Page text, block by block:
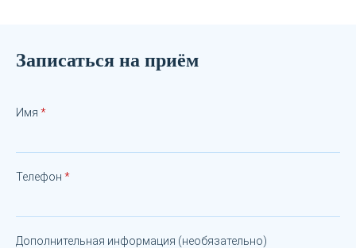
Записаться на приём
Имя
Телефон
Дополнительная информация (необязательно)